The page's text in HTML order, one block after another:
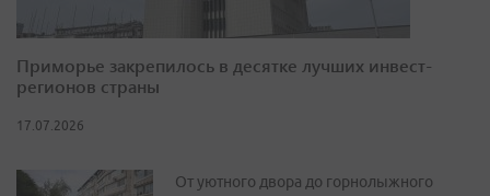
Приморье закрепилось в десятке лучших инвест-
регионов страны
17.07.2026
От уютного двора до горнолыжного